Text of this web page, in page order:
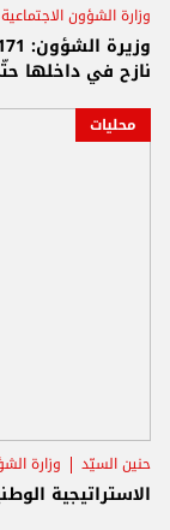
وزارة الشؤون الاجتماعية
نازح في داخلها
محليات
حنين السيّد وزارة
الاستراتيجية